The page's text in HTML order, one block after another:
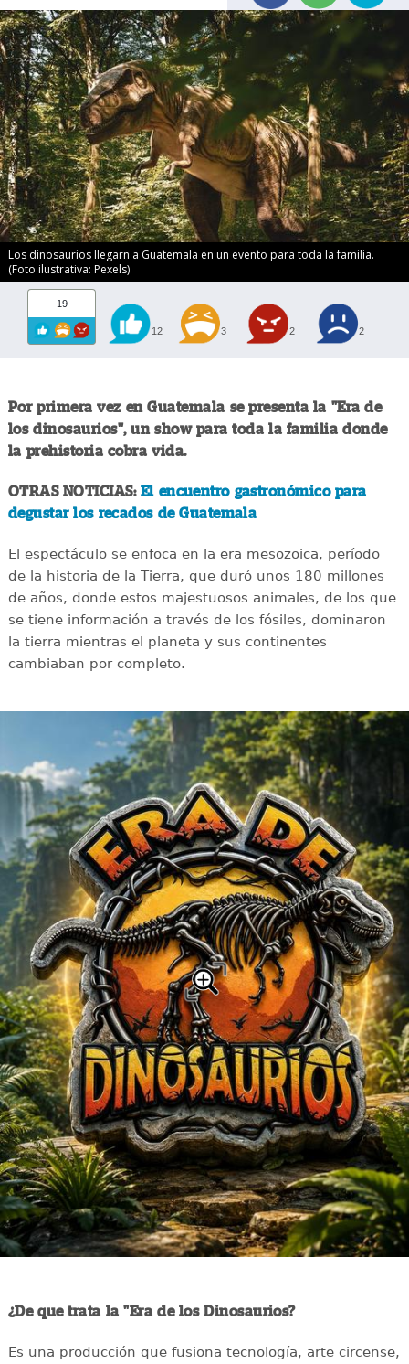
Los dinosaurios llegarn a Guatemala en un evento para toda la familia.
(Foto ilustrativa: Pexels)
19
12 3 2 2
Por primera vez en Guatemala se presenta la "Era de
los dinosaurios", un show para toda la familia donde
la prehistoria cobra vida.
OTRAS NOTICIAS: El encuentro gastronómico para
degustar los recados de Guatemala
El espectáculo se enfoca en la era mesozoica, período
de la historia de la Tierra, que duró unos 180 millones
de años, donde estos majestuosos animales, de los que
se tiene información a través de los fósiles, dominaron
la tierra mientras el planeta y sus continentes
cambiaban por completo.
¿De que trata la "Era de los Dinosaurios?
Es una producción que fusiona tecnología, arte circense,